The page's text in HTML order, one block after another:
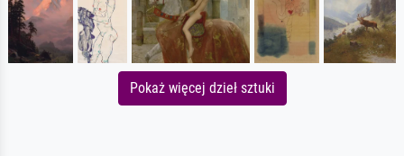
Pokaż więcej dzieł sztuki